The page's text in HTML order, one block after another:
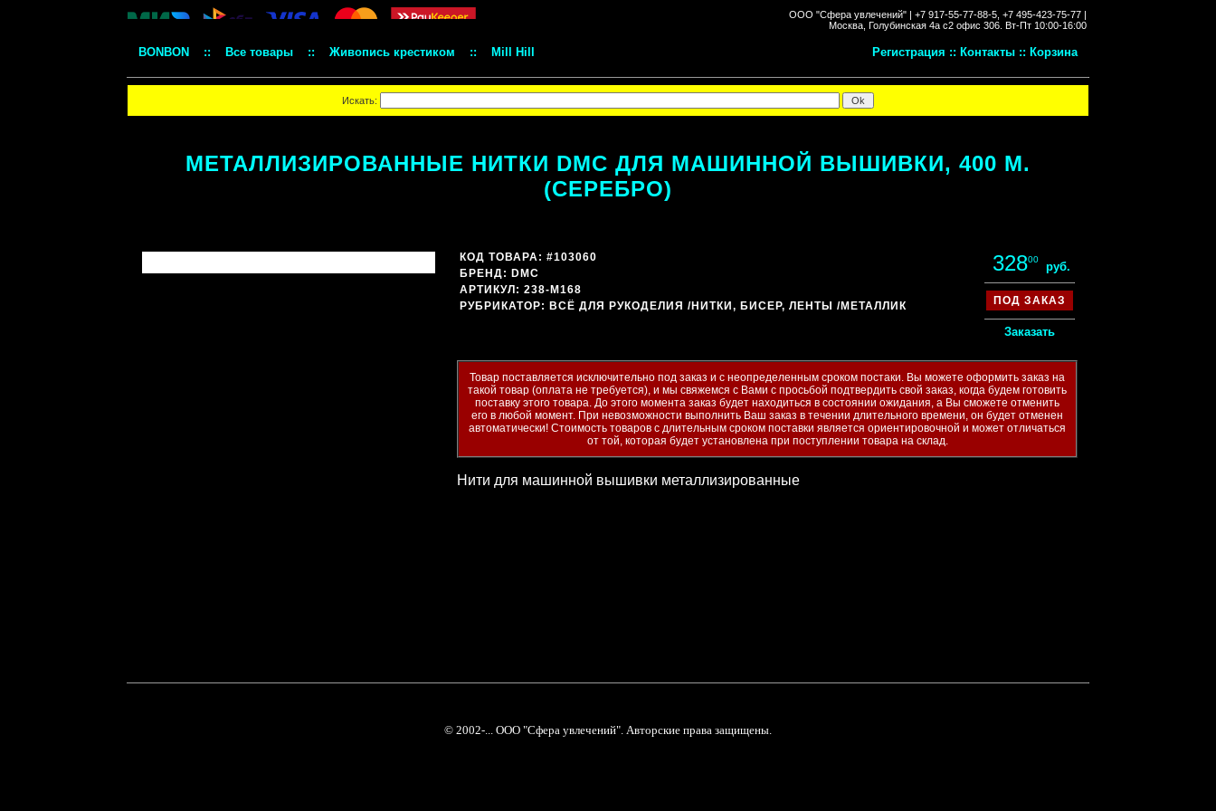
ООО "Сфера увлечений" | +7 917-55-77-88-5, +7 495-423-75-77 |
Москва, Голубинская 4а с2 офис 306. Вт-Пт 10:00-16:00
BONBON :: Все товары :: Живопись крестиком :: Mill Hill Регистрация :: Контакты :: Корзина
Искать:
МЕТАЛЛИЗИРОВАННЫЕ НИТКИ DMC ДЛЯ МАШИННОЙ ВЫШИВКИ, 400 М.
(СЕРЕБРО)
32800
руб.
ПОД ЗАКАЗ
Заказать
КОД ТОВАРА: #103060
БРЕНД: DMC
АРТИКУЛ: 238-M168
РУБРИКАТОР: ВСЁ ДЛЯ РУКОДЕЛИЯ /НИТКИ, БИСЕР, ЛЕНТЫ /МЕТАЛЛИК
Товар поставляется исключительно под заказ и с неопределенным сроком постаки. Вы можете оформить заказ на
такой товар (оплата не требуется), и мы свяжемся с Вами с просьбой подтвердить свой заказ, когда будем готовить
поставку этого товара. До этого момента заказ будет находиться в состоянии ожидания, а Вы сможете отменить
его в любой момент. При невозможности выполнить Ваш заказ в течении длительного времени, он будет отменен
автоматически! Стоимость товаров с длительным сроком поставки является ориентировочной и может отличаться
от той, которая будет установлена при поступлении товара на склад.
Нити для машинной вышивки металлизированные
© 2002-... ООО "Сфера увлечений". Авторские права защищены.